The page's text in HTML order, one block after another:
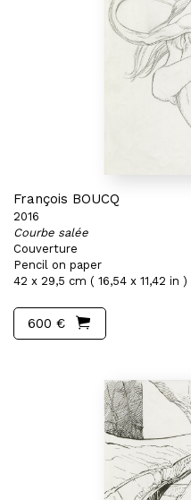
François BOUCQ
2016
Courbe salée
Couverture
Pencil on paper
42 x 29,5 cm ( 16,54 x 11,42 in )
600 €